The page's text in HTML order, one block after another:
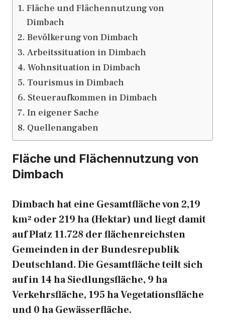
Fläche und Flächennutzung von
Dimbach
Bevölkerung von Dimbach
Arbeitssituation in Dimbach
Wohnsituation in Dimbach
Tourismus in Dimbach
Steueraufkommen in Dimbach
In eigener Sache
Quellenangaben
Fläche und Flächennutzung von
Dimbach
Dimbach hat eine Gesamtfläche von 2,19
km² oder 219 ha (Hektar) und liegt damit
auf Platz 11.728 der flächenreichsten
Gemeinden in der Bundesrepublik
Deutschland. Die Gesamtfläche teilt sich
auf in 14 ha Siedlungsfläche, 9 ha
Verkehrsfläche, 195 ha Vegetationsfläche
und 0 ha Gewässerfläche.